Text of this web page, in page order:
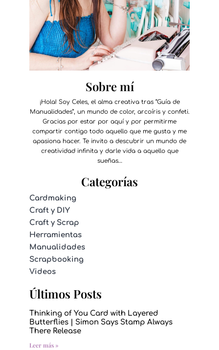
Sobre mí
¡Hola! Soy Celes, el alma creativa tras “Guía de
Manualidades”, un mundo de color, arcoíris y confeti.
Gracias por estar por aquí y por permitirme
compartir contigo todo aquello que me gusta y me
apasiona hacer. Te invito a descubrir un mundo de
creatividad infinita y darle vida a aquello que
sueñas…
Categorías
Cardmaking
Craft y DIY
Craft y Scrap
Herramientas
Manualidades
Scrapbooking
Videos
Últimos Posts
Thinking of You Card with Layered
Butterflies | Simon Says Stamp Always
There Release
Leer más »